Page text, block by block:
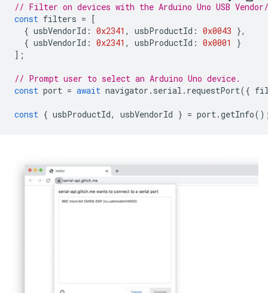
// Filter on devices with the Arduino Uno USB
const filters = [
{ usbVendorId : 0x2341 , usbProductId : 0x0043 },
{ usbVendorId : 0x2341 , usbProductId : 0x0001
}
];
// Prompt user to select an Arduino Uno device.
const port = await navigator . serial . requestPort({
const { usbProductId, usbVendorId } = port.getInfo